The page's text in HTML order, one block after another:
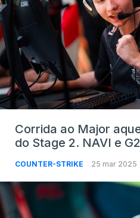
Corrida ao Major
do Stage 2. NAVI e
COUNTER-STRIKE 25 mar 2025